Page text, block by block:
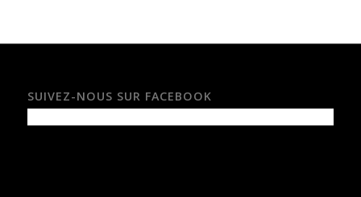
SUIVEZ-NOUS SUR FACEBOOK